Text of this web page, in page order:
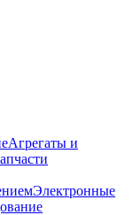
Агрегаты и
Электронные